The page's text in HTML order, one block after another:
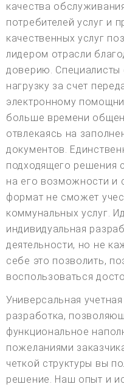
качества
потребителей услуг и
качественных услуг
лидером отрасли
доверию.
нагрузку за счет
электронному
больше времени
отвлекаясь на
документов.
подходящего решения
на его возможности и
формат не сможет
коммунальных услуг.
индивидуальная
деятельности, но не
себе это позволить,
воспользоваться
Универсальная
разработка,
функциональное
пожеланиями
четкой структуры вы
решение. Наш опыт и